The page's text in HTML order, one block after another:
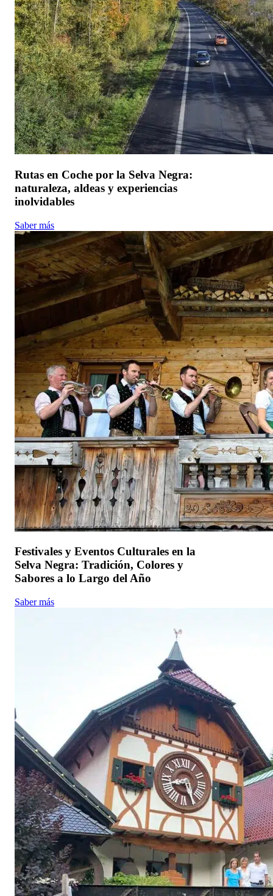
Rutas en Coche por la Selva Negra:
naturaleza, aldeas y experiencias
inolvidables
Saber más
Festivales y Eventos Culturales en la
Selva Negra: Tradición, Colores y
Sabores a lo Largo del Año
Saber más